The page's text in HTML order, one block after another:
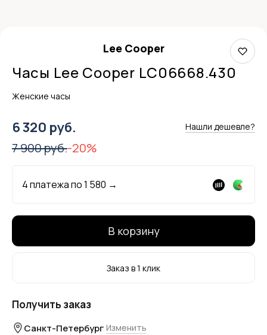
Lee Cooper
Часы Lee Cooper LC06668.430
Женские часы
6 320 руб. Нашли дешевле?
7 900 руб.-20%
4 платежа по1 580 →
В корзину
Заказ в 1 клик
Получить заказ
Санкт-Петербург Изменить